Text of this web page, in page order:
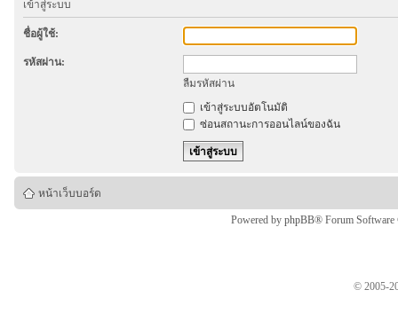
เข้าสู่ระบบ
ชื่อผู้ใช้:
รหัสผ่าน:
ลืมรหัสผ่าน
เข้าสู่ระบบอัตโนมัติ
ซ่อนสถานะการออนไลน์ของฉัน
หน้าเว็บบอร์ด
Powered by phpBB® Forum
© 2005-